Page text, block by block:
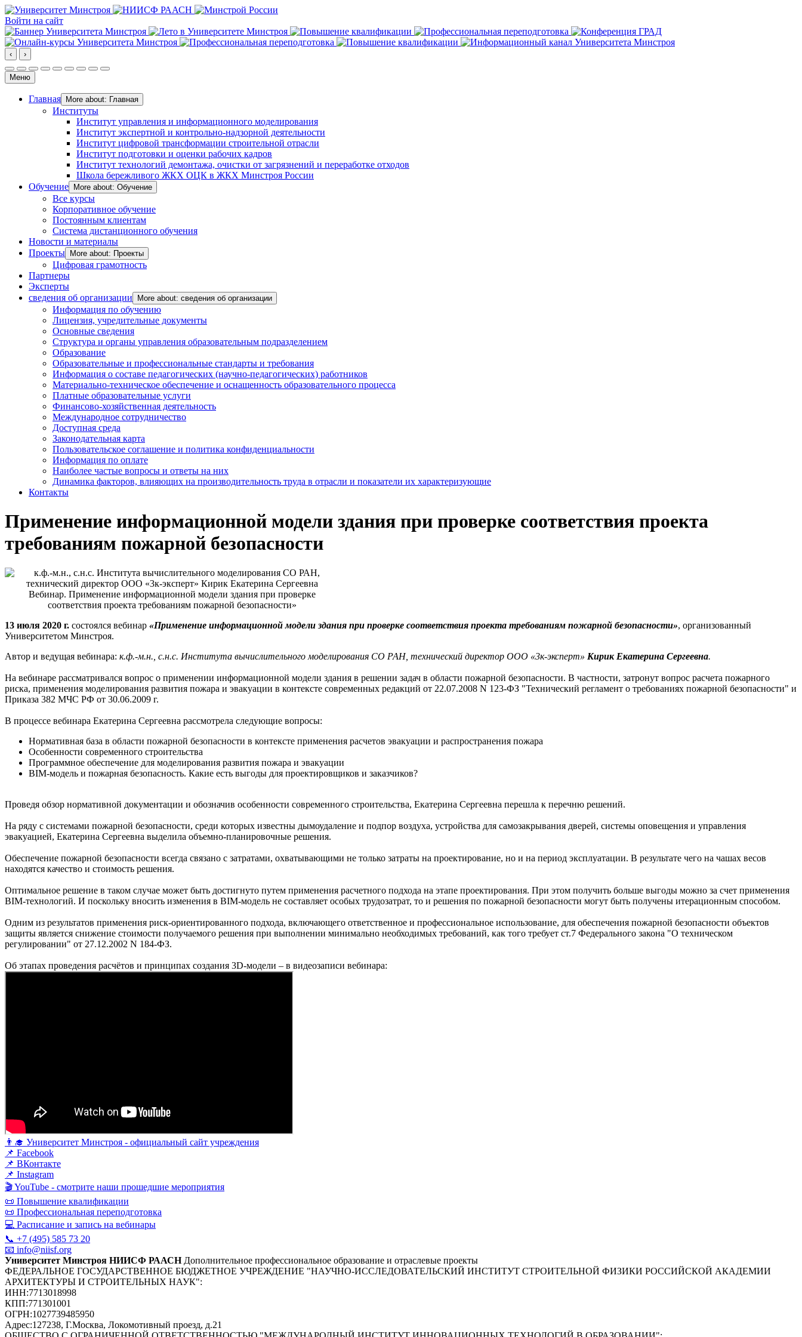
Войти на сайт
‹ ›
Меню
Главная More about: Главная
Институты
Институт управления и информационного моделирования
Институт экспертной и контрольно-надзорной деятельности
Институт цифровой трансформации строительной отрасли
Институт подготовки и оценки рабочих кадров
Институт технологий демонтажа, очистки от загрязнений и переработке отходов
Школа бережливого ЖКХ ОЦК в ЖКХ Минстроя России
Обучение
More about: Обучение
Все курсы
Корпоративное обучение
Постоянным клиентам
Система дистанционного обучения
Новости и материалы
Проекты
More about: Проекты
Цифровая грамотность
Партнеры
Эксперты
сведения об организации
More about: сведения об организации
Информация по обучению
Лицензия, учредительные документы
Основные сведения
Структура и органы управления образовательным подразделением
Образование
Образовательные и профессиональные стандарты и требования
Информация о составе педагогических (научно-педагогических) работников
Материально-техническое обеспечение и оснащенность образовательного процесса
Платные образовательные услуги
Финансово-хозяйственная деятельность
Международное сотрудничество
Доступная среда
Законодательная карта
Пользовательское соглашение и политика конфиденциальности
Информация по оплате
Наиболее частые вопросы и ответы на них
Динамика факторов, влияющих на производительность труда в отрасли и показатели их характеризующие
Контакты
Применение информационной модели здания при проверке соответствия проекта
требованиям пожарной безопасности
Вебинар. Применение информационной модели здания при проверке
соответствия проекта требованиям пожарной безопасности»
13 июля 2020 г. состоялся вебинар «Применение информационной модели здания при проверке соответствия проекта требованиям пожарной безопасности», организованный
Университетом Минстроя.
Автор и ведущая вебинара: к.ф.-м.н., с.н.с. Института вычислительного моделирования СО РАН, технический директор ООО «3к-эксперт» Кирик Екатерина Сергеевна.
На вебинаре рассматривался вопрос о применении информационной модели здания в решении задач в области пожарной безопасности. В частности, затронут вопрос расчета пожарного
риска, применения моделирования развития пожара и эвакуации в контексте современных редакций от 22.07.2008 N 123-ФЗ "Технический регламент о требованиях пожарной безопасности" и
Приказа 382 МЧС РФ от 30.06.2009 г.
В процессе вебинара Екатерина Сергеевна рассмотрела следующие вопросы:
Нормативная база в области пожарной безопасности в контексте применения расчетов эвакуации и распространения пожара
Особенности современного строительства
Программное обеспечение для моделирования развития пожара и эвакуации
BIM-модель и пожарная безопасность. Какие есть выгоды для проектировщиков и заказчиков?
Проведя обзор нормативной документации и обозначив особенности современного строительства, Екатерина Сергеевна перешла к перечню решений.
На ряду с системами пожарной безопасности, среди которых известны дымоудаление и подпор воздуха, устройства для самозакрывания дверей, системы оповещения и управления
эвакуацией, Екатерина Сергеевна выделила объемно-планировочные решения.
Обеспечение пожарной безопасности всегда связано с затратами, охватывающими не только затраты на проектирование, но и на период эксплуатации. В результате чего на чашах весов
находятся качество и стоимость решения.
Оптимальное решение в таком случае может быть достигнуто путем применения расчетного подхода на этапе проектирования. При этом получить больше выгоды можно за счет применения
BIM-технологий. И поскольку вносить изменения в BIM-модель не составляет особых трудозатрат, то и решения по пожарной безопасности могут быть получены итерационным способом.
Одним из результатов применения риск-ориентированного подхода, включающего ответственное и профессиональное использование, для обеспечения пожарной безопасности объектов
защиты является снижение стоимости получаемого решения при выполнении минимально необходимых требований, как того требует ст.7 Федерального закона "О техническом
регулировании" от 27.12.2002 N 184-ФЗ.
Об этапах проведения расчётов и принципах создания 3D-модели – в видеозаписи вебинара:
👨‍🎓 Университет Минстроя - официальный сайт учреждения
📌 Facebook
📌 ВКонтакте
📌 Instagram
🎬 YouTube - смотрите наши прошедшие мероприятия
📜 Повышение квалификации
📜 Профессиональная переподготовка
💻 Расписание и запись на вебинары
📞 +7 (495) 585 73 20
📧 info@niisf.org
Университет Минстроя НИИСФ РААСН Дополнительное профессиональное образование и отраслевые проекты
ФЕДЕРАЛЬНОЕ ГОСУДАРСТВЕННОЕ БЮДЖЕТНОЕ УЧРЕЖДЕНИЕ "НАУЧНО-ИССЛЕДОВАТЕЛЬСКИЙ ИНСТИТУТ СТРОИТЕЛЬНОЙ ФИЗИКИ РОССИЙСКОЙ АКАДЕМИИ
АРХИТЕКТУРЫ И СТРОИТЕЛЬНЫХ НАУК":
ИНН:7713018998
КПП:771301001
ОГРН:1027739485950
Адрес:127238, Г.Москва, Локомотивный проезд, д.21